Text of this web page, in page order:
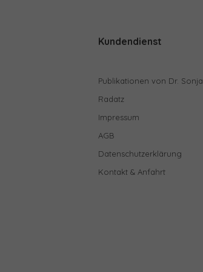
Kundendienst
Publikationen von Dr. Sonja
Radatz
Impressum
AGB
Datenschutzerklärung
Kontakt & Anfahrt